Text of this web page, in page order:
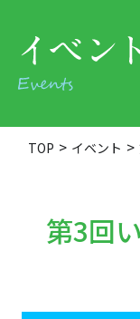
TOP イベント
第3回